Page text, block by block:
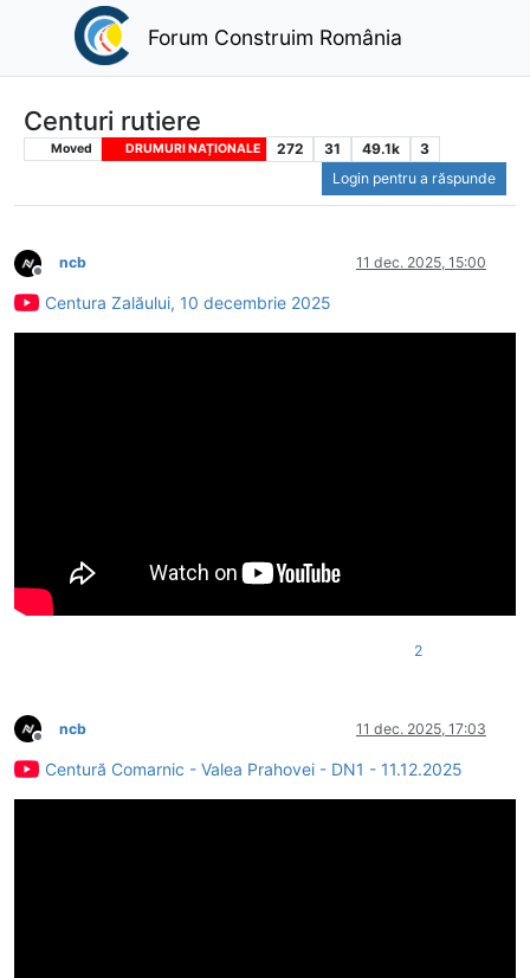
Forum Construim România
Centuri rutiere
Moved DRUMURI NAȚIONALE 272 31 49.1k
3
Login pentru a răspunde
Deconectat
ncb 11 dec. 2025, 15:00
Centura Zalăului, 10 decembrie 2025
2
Deconectat
ncb 11 dec. 2025, 17:03
Centură Comarnic - Valea Prahovei - DN1 - 11.12.2025